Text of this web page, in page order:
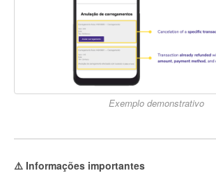
Exemplo demonstrativo
⚠️ Informações importantes